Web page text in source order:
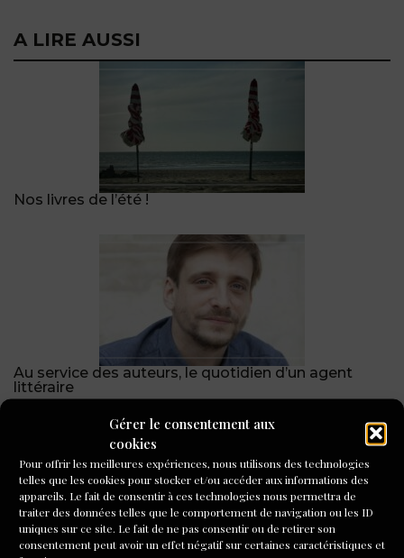
Gérer le consentement aux
cookies
Pour offrir les meilleures expériences, nous utilisons des technologies
telles que les cookies pour stocker et/ou accéder aux informations des
appareils. Le fait de consentir à ces technologies nous permettra de
traiter des données telles que le comportement de navigation ou les ID
uniques sur ce site. Le fait de ne pas consentir ou de retirer son
consentement peut avoir un effet négatif sur certaines caractéristiques et
A LIRE AUSSI
Nos livres de l’été !
Au service des auteurs, le quotidien d’un agent
littéraire